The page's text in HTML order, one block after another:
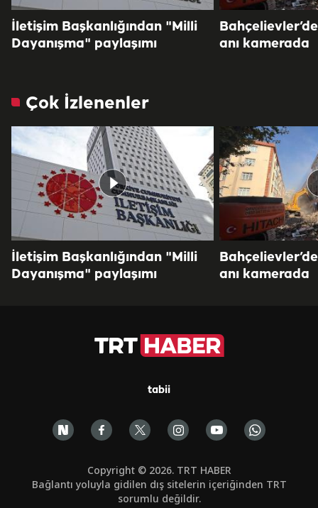
İletişim Başkanlığından "Milli
Dayanışma" paylaşımı
anı kamerada
Çok İzlenenler
İletişim Başkanlığından "Milli
Dayanışma" paylaşımı
anı kamerada
tabii
Copyright © 2026. TRT HABER
Bağlantı yoluyla gidilen dış sitelerin içeriğinden TRT
sorumlu değildir.